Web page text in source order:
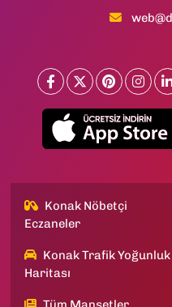
Konak Nöbetçi
Eczaneler
Konak Trafik Yoğunluk
Haritası